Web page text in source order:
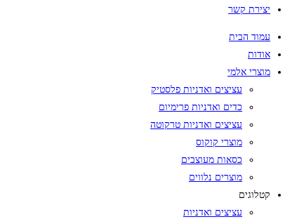
יצירת קשר
עמוד הבית
אודות
מוצרי אלמי
עציצים ואדניות פלסטיק
כדים ואדניות פרימיום
עציצים ואדניות טרקוטה
מוצרי קוקוס
כסאות מעוצבים
מוצרים נלווים
קטלוגים
עציצים ואדניות